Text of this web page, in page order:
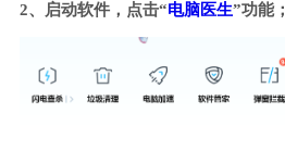
2、启动软件，点击“电脑医生”功能；